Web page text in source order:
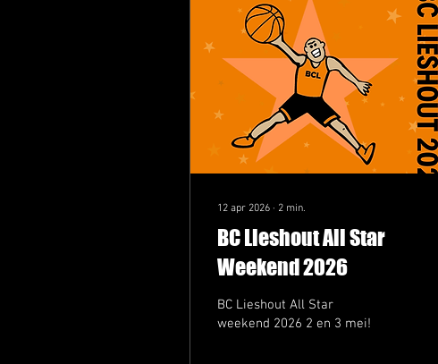
12 apr 2026 ∙ 2 min.
BC Lieshout All Star
Weekend 2026
BC Lieshout All Star
weekend 2026 2 en 3 mei!